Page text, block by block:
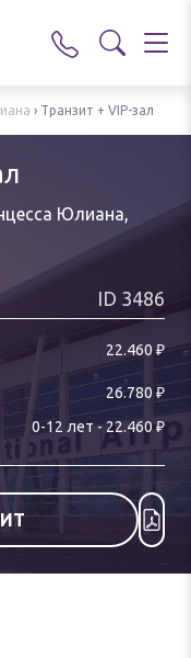
› Транзит + VIP-зал
Юлиана,
ID 3486
22.460₽
26.780 ₽
0-12 лет-22.460₽